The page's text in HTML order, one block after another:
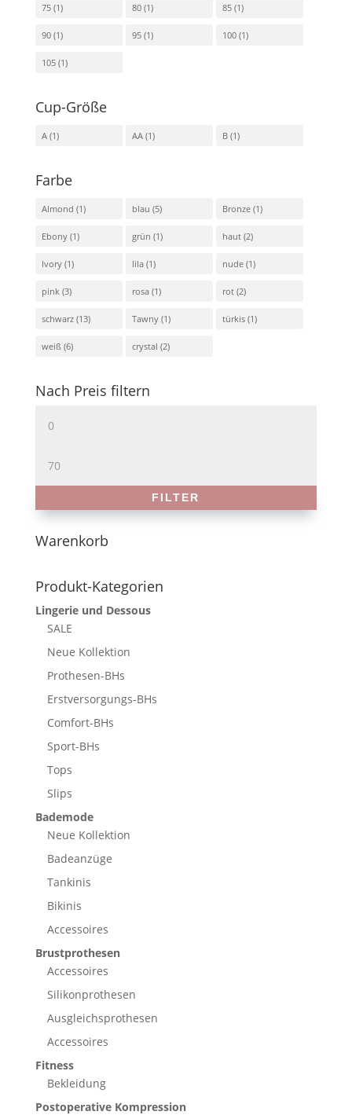
75 (1) 80 (1) 85 (1)
90 (1) 95 (1) 100 (1)
105 (1)
Cup-Größe
A (1) AA (1) B (1)
Farbe
Almond (1) blau (5) Bronze (1)
Ebony (1) grün (1) haut (2)
Ivory (1) lila (1) nude (1)
pink (3) rosa (1) rot (2)
schwarz (13) Tawny (1) türkis (1)
weiß (6) crystal (2)
Nach Preis filtern
FILTER
Warenkorb
Produkt-Kategorien
Lingerie und Dessous
SALE
Neue Kollektion
Prothesen-BHs
Erstversorgungs-BHs
Comfort-BHs
Sport-BHs
Tops
Slips
Bademode
Neue Kollektion
Badeanzüge
Tankinis
Bikinis
Accessoires
Brustprothesen
Accessoires
Silikonprothesen
Ausgleichsprothesen
Accessoires
Fitness
Bekleidung
Postoperative Kompression